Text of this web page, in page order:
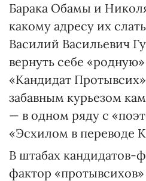
Барака Обамы и
какому адресу их
Василий Васильевич
вернуть себе
«Кандидат
забавным курьезом
— в одном ряду с
«Эсхилом в переводе
В штабах кандидатов-
фактор